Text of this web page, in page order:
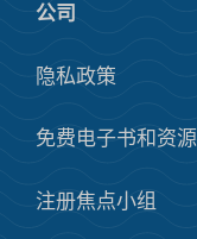
公司
隐私政策
免费电子书和资源
注册焦点小组